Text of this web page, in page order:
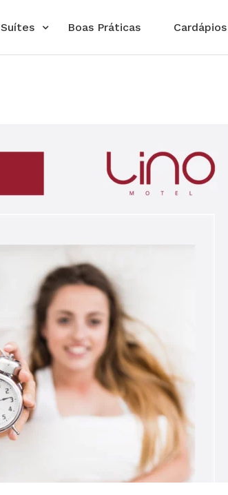
Suítes Boas Práticas Cardápios